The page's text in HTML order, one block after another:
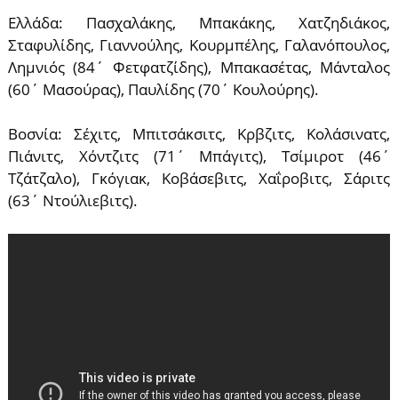
Ελλάδα: Πασχαλάκης, Μπακάκης, Χατζηδιάκος,
Σταφυλίδης, Γιαννούλης, Κουρμπέλης, Γαλανόπουλος,
Λημνιός (84΄ Φετφατζίδης), Μπακασέτας, Μάνταλος
(60΄ Μασούρας), Παυλίδης (70΄ Κουλούρης).
Βοσνία: Σέχιτς, Μπιτσάκσιτς, Κρβζιτς, Κολάσινατς,
Πιάνιτς, Χόντζιτς (71΄ Μπάγιτς), Τσίμιροτ (46΄
Τζάτζαλο), Γκόγιακ, Κοβάσεβιτς, Χαΐροβιτς, Σάριτς
(63΄ Ντούλιεβιτς).